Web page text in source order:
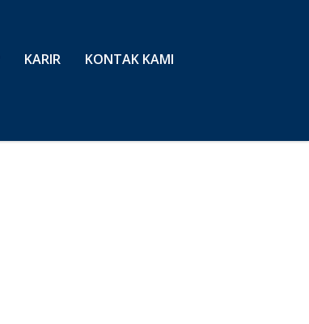
KARIR KONTAK KAMI